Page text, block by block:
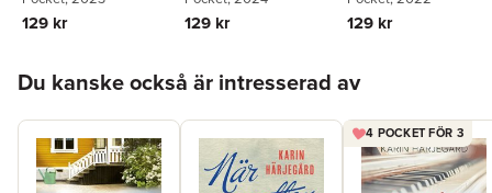
129 kr 129 kr 129 kr
Du kanske också är intresserad av
4 POCKET FÖR 3